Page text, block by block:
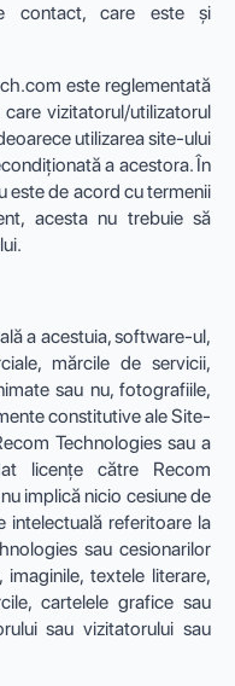
contact, care este și
este reglementată
vizitatorul/utilizatorul
utilizarea site-ului
a acestora. În
este de acord cu termenii
acesta nu trebuie să
a acestuia, software-ul,
mărcile de servicii,
sau nu, fotografiile,
constitutive ale Site-
Technologies sau a
licențe către Recom
implică nicio cesiune de
intelectuală referitoare la
sau cesionarilor
textele literare,
cartelele grafice sau
sau vizitatorului sau